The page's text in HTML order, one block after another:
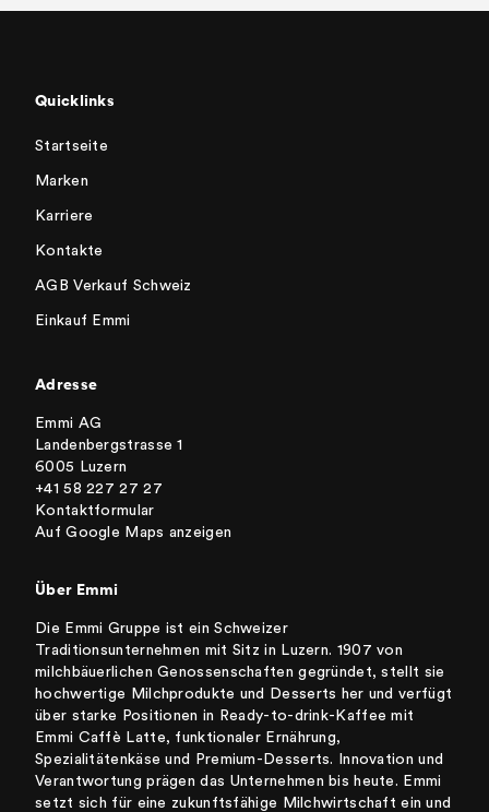
Quicklinks
Startseite
Marken
Karriere
Kontakte
AGB Verkauf Schweiz
Einkauf Emmi
Adresse
Emmi AG
Landenbergstrasse 1
6005 Luzern
+41 58 227 27 27
Kontaktformular
Auf Google Maps anzeigen
Über Emmi
Die Emmi Gruppe ist ein Schweizer
Traditionsunternehmen mit Sitz in Luzern. 1907 von
milchbäuerlichen Genossenschaften gegründet, stellt sie
hochwertige Milchprodukte und Desserts her und verfügt
über starke Positionen in Ready-to-drink-Kaffee mit
Emmi Caffè Latte, funktionaler Ernährung,
Spezialitätenkäse und Premium-Desserts. Innovation und
Verantwortung prägen das Unternehmen bis heute. Emmi
setzt sich für eine zukunftsfähige Milchwirtschaft ein und